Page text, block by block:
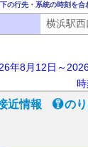
の行先・系統の時刻を合
横浜駅西
年8月12日～
近情報 の